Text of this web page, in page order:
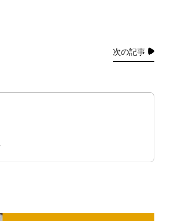
次の記事